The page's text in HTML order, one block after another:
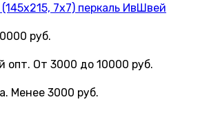
7х7) перкаль ИвШвей